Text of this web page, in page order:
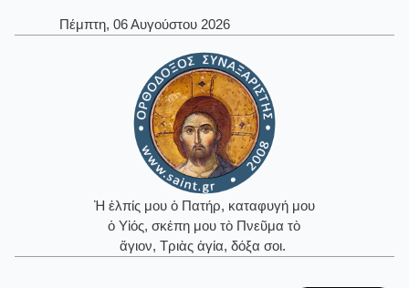
Πέμπτη, 06 Αυγούστου 2026
Ἡ ἐλπίς μου ὁ Πατήρ, καταφυγή μου
ὁ Υἱός, σκέπη μου τὸ Πνεῦμα τὸ
ἅγιον, Τριὰς ἁγία, δόξα σοι.